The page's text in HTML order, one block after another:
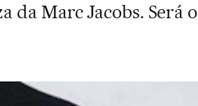
da Marc Jacobs. Será o